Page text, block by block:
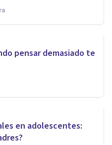
pensar demasiado te
en adolescentes: